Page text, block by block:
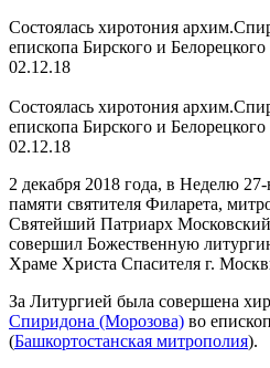
Состоялась хиротония
епископа Бирского и
02.12.18
Состоялась хиротония
епископа Бирского и
02.12.18
2 декабря 2018 года, в Неделю
памяти святителя Филарета,
Святейший Патриарх
совершил Божественную
Храме Христа Спасителя г.
За Литургией была совершена
Спиридона (Морозова) во
(Башкортостанская митрополия).